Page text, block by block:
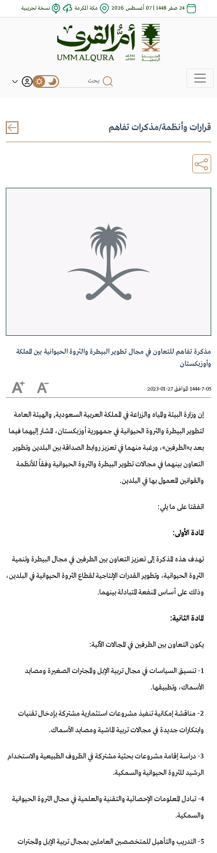
24 صفر 1448 | 07 أغسطس 2026 مكة المكرمة نسخة تجريبية
قرارات وأنظمة/مذكرات تفاهم
مذكرة تفاهم للتعاون في مجال تطوير البيطرة والثروة الحيوانية بين المملكة
وأوزبكستان
1444-7-05 الموافق 27-01-2023
إن وزارة البيئة والمياه والزراعة في المملكة العربية السعودية, والهيئة العامة
لتطوير البيطرة والثروة الحيوانية في جمهورية أوزبكستان، المشار إليهما فيما
بعد بـ«الطرفين»، ورغبة منهما في تعزيز روابط الصداقة بين البلدين وتطوير
التعاون بينهما في مجالات تطوير البيطرة والثروة الحيوانية وفقاً للأنظمة
والقوانين المعمول بها في البلدين.
اتفقتا على ما يلي:
المادة الأولى:
تهدف هذه المذكرة إلى تعزيز التعاون بين الطرفين في مجال البيطرة وتنمية
الثروة الحيوانية، وتطوير القدرات الإنتاجية لقطاع الثروة الحيوانية في البلدين،
وذلك على أساس المنفعة المتبادلة بينهما.
المادة الثانية:
يكون التعاون بين الطرفين في المجالات الآتية:
1- تنسيق السياسات في مجال تربية الإبل والمجترات الصغيرة ومصايد
الأسماك، وتطبيقها.
2- مناقشة إمكانية تنفيذ مشروعات استثمارية مشتركة بإدخال تقنيات
وابتكارات جديدة في مجالات تربية الماشية ومصايد الأسماك.
3- دراسة إقامة مشروعات بحثية مشتركة في الظروف الطبيعية والاستخدام
الرشيد للثروة الحيوانية والسمكية.
4- تبادل المعلومات الإحصائية والتقنية والعلمية في مجال الثروة الحيوانية
والسمكية.
5- التدريب والتأهيل للمتخصصين العاملين بمجال تربية الإبل والمجترات